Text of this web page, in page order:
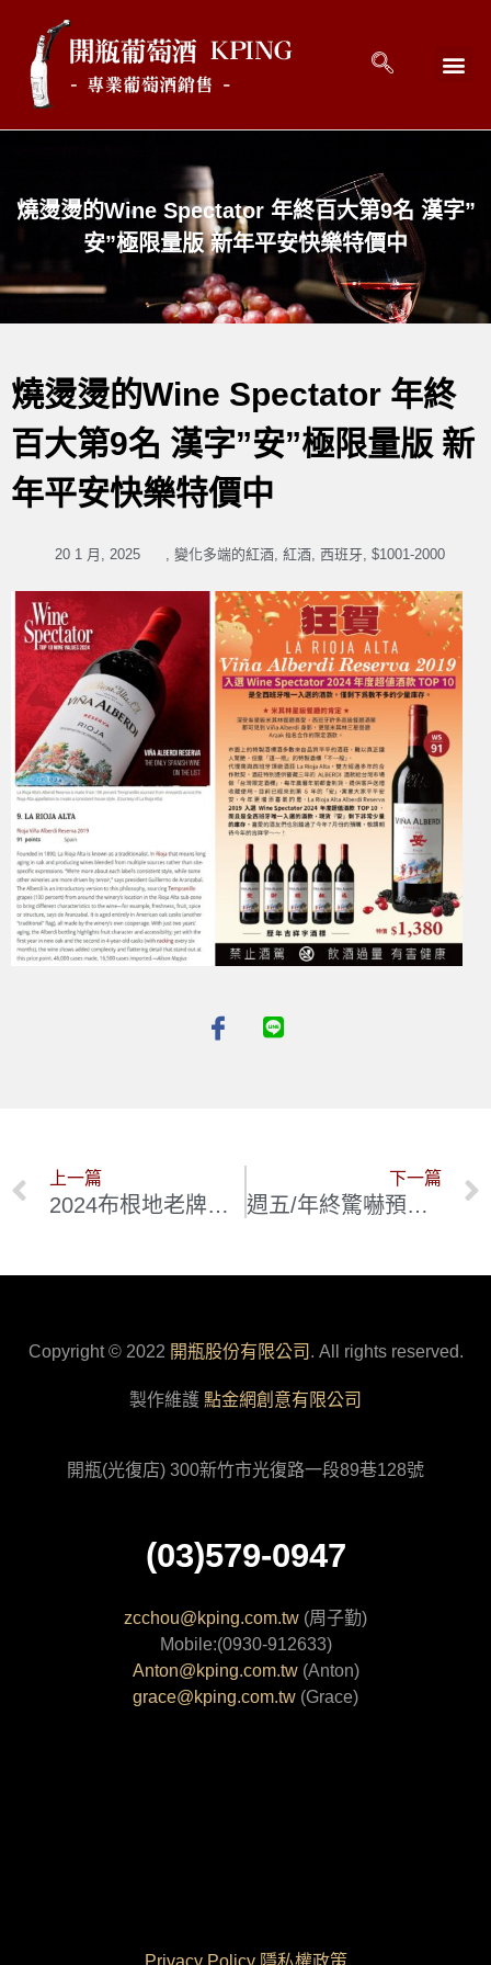
燒燙燙的Wine Spectator 年終百大第9名 漢字”
安”極限量版 新年平安快樂特價中
燒燙燙的Wine Spectator 年終
百大第9名 漢字”安”極限量版 新
年平安快樂特價中
20 1 月, 2025 變化多端的紅酒 紅酒 西班牙 $1001-2000
上一篇
2024布根地老牌預購精選 : Hudelot Noellat
下一篇
週五/年終驚嚇預購—大師心目中最完美的Gevrey Chambertin村莊酒: Alain Burguet
Copyright © 2022 開瓶股份有限公司 . All rights reserved.
製作維護 點金網創意有限公司
開瓶(光復店) 300新竹市光復路一段89巷128號
(03)579-0947
zcchou@kping.com.tw (周子勤)
Mobile:(0930-912633)
Anton@kping.com.tw(Anton)
grace@kping.com.tw (Grace)
Privacy Policy 隱私權政策